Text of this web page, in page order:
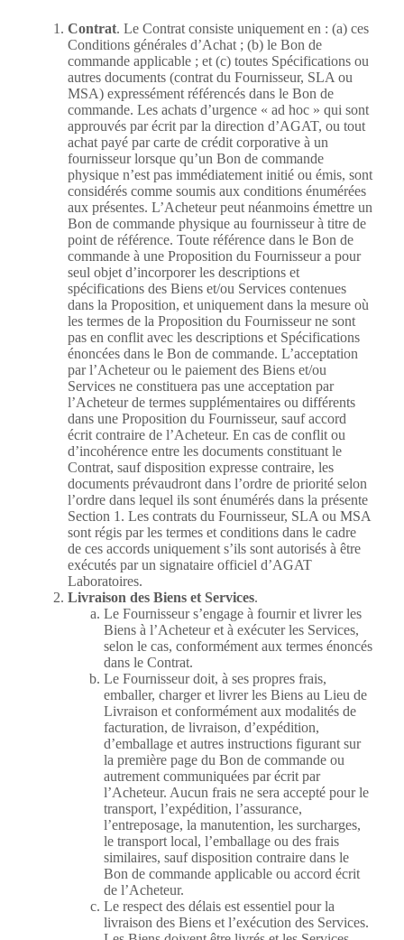
Contrat. Le Contrat consiste uniquement en : (a) ces
Conditions générales d’Achat ; (b) le Bon de
commande applicable ; et (c) toutes Spécifications ou
autres documents (contrat du Fournisseur, SLA ou
MSA) expressément référencés dans le Bon de
commande. Les achats d’urgence « ad hoc » qui sont
approuvés par écrit par la direction d’AGAT, ou tout
achat payé par carte de crédit corporative à un
fournisseur lorsque qu’un Bon de commande
physique n’est pas immédiatement initié ou émis, sont
considérés comme soumis aux conditions énumérées
aux présentes. L’Acheteur peut néanmoins émettre un
Bon de commande physique au fournisseur à titre de
point de référence. Toute référence dans le Bon de
commande à une Proposition du Fournisseur a pour
seul objet d’incorporer les descriptions et
spécifications des Biens et/ou Services contenues
dans la Proposition, et uniquement dans la mesure où
les termes de la Proposition du Fournisseur ne sont
pas en conflit avec les descriptions et Spécifications
énoncées dans le Bon de commande. L’acceptation
par l’Acheteur ou le paiement des Biens et/ou
Services ne constituera pas une acceptation par
l’Acheteur de termes supplémentaires ou différents
dans une Proposition du Fournisseur, sauf accord
écrit contraire de l’Acheteur. En cas de conflit ou
d’incohérence entre les documents constituant le
Contrat, sauf disposition expresse contraire, les
documents prévaudront dans l’ordre de priorité selon
l’ordre dans lequel ils sont énumérés dans la présente
Section 1. Les contrats du Fournisseur, SLA ou MSA
sont régis par les termes et conditions dans le cadre
de ces accords uniquement s’ils sont autorisés à être
exécutés par un signataire officiel d’AGAT
Laboratoires.
Livraison des Biens et Services.
Le Fournisseur s’engage à fournir et livrer les
Biens à l’Acheteur et à exécuter les Services,
selon le cas, conformément aux termes énoncés
dans le Contrat.
Le Fournisseur doit, à ses propres frais,
emballer, charger et livrer les Biens au Lieu de
Livraison et conformément aux modalités de
facturation, de livraison, d’expédition,
d’emballage et autres instructions figurant sur
la première page du Bon de commande ou
autrement communiquées par écrit par
l’Acheteur. Aucun frais ne sera accepté pour le
transport, l’expédition, l’assurance,
l’entreposage, la manutention, les surcharges,
le transport local, l’emballage ou des frais
similaires, sauf disposition contraire dans le
Bon de commande applicable ou accord écrit
de l’Acheteur.
Le respect des délais est essentiel pour la
livraison des Biens et l’exécution des Services.